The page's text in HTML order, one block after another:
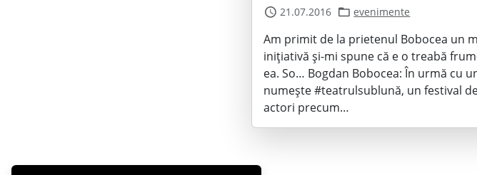
21.07.2016 evenimente
Am primit de la prietenul Bobocea un
inițiativă și-mi spune că e o treabă
ea. So… Bogdan Bobocea: În urmă cu
numește #teatrulsublună, un festival
actori precum…